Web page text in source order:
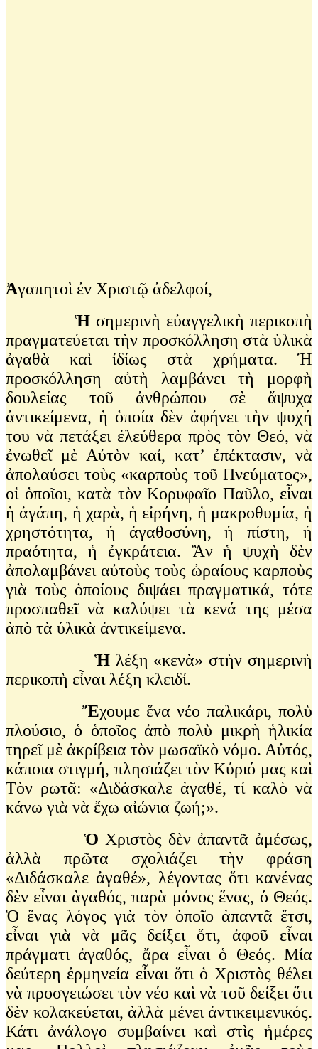
Ἀγαπητοὶ ἐν Χριστῷ ἀδελφοί,
Ἡσημερινὴ εὐαγγελικὴ περικοπὴ
πραγματεύεται τὴν προσκόλληση στὰ ὑλικὰ
ἀγαθὰ καὶ ἰδίως στὰ χρήματα. Ἡ
προσκόλληση αὐτὴ λαμβάνει τὴ μορφὴ
δουλείας τοῦ ἀνθρώπου σὲ ἄψυχα
ἀντικείμενα, ἡ ὁποία δὲν ἀφήνει τὴν ψυχή
του νὰ πετάξει ἐλεύθερα πρὸς τὸν Θεό, νὰ
ἐνωθεῖ μὲ Αὐτὸν καί, κατ’ ἐπέκτασιν, νὰ
ἀπολαύσει τοὺς «καρποὺς τοῦ Πνεύματος»,
οἱ ὁποῖοι, κατὰ τὸν Κορυφαῖο Παῦλο, εἶναι
ἡ ἀγάπη, ἡ χαρὰ, ἡ εἰρήνη, ἡ μακροθυμία, ἡ
χρηστότητα, ἡ ἀγαθοσύνη, ἡ πίστη, ἡ
πραότητα, ἡ ἐγκράτεια. Ἂν ἡ ψυχὴ δὲν
ἀπολαμβάνει αὐτοὺς τοὺς ὠραίους καρποὺς
γιὰ τοὺς ὁποίους διψάει πραγματικά, τότε
προσπαθεῖ νὰ καλύψει τὰ κενά της μέσα
ἀπὸ τὰ ὑλικὰ ἀντικείμενα.
Ἡλέξη «κενὰ» στὴν σημερινὴ
περικοπὴ εἶναι λέξη κλειδί.
Ἔχουμε ἕνα νέο παλικάρι, πολὺ
πλούσιο, ὁ ὁποῖος ἀπὸ πολὺ μικρὴ ἡλικία
τηρεῖ μὲ ἀκρίβεια τὸν μωσαϊκὸ νόμο. Αὐτός,
κάποια στιγμή, πλησιάζει τὸν Κύριό μας καὶ
Τὸν ρωτᾶ: «Διδάσκαλε ἀγαθέ, τί καλὸ νὰ
κάνω γιὰ νὰ ἔχω αἰώνια ζωή;».
Ὁ Χριστὸς δὲν ἀπαντᾶ ἀμέσως,
ἀλλὰ πρῶτα σχολιάζει τὴν φράση
«Διδάσκαλε ἀγαθέ», λέγοντας ὅτι κανένας
δὲν εἶναι ἀγαθός, παρὰ μόνος ἕνας, ὁ Θεός.
Ὁ ἕνας λόγος γιὰ τὸν ὁποῖο ἀπαντᾶ ἔτσι,
εἶναι γιὰ νὰ μᾶς δείξει ὅτι, ἀφοῦ εἶναι
πράγματι ἀγαθός, ἄρα εἶναι ὁ Θεός. Μία
δεύτερη ἐρμηνεία εἶναι ὅτι ὁ Χριστὸς θέλει
νὰ προσγειώσει τὸν νέο καὶ νὰ τοῦ δείξει ὅτι
δὲν κολακεύεται, ἀλλὰ μένει ἀντικειμενικός.
Κάτι ἀνάλογο συμβαίνει καὶ στὶς ἡμέρες